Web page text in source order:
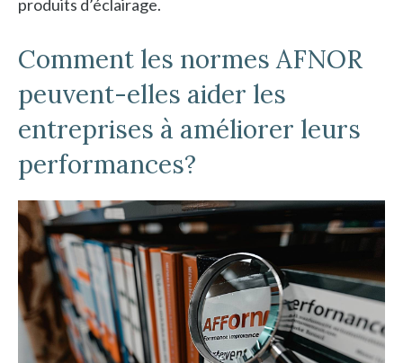
produits d’éclairage.
Comment les normes AFNOR
peuvent-elles aider les
entreprises à améliorer leurs
performances?